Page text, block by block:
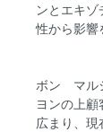
ンとエキ
性から影響
ボン マル
ヨンの上
広まり、現